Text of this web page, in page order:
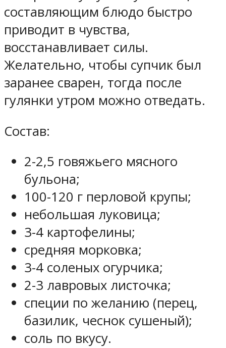
составляющим блюдо быстро
приводит в чувства,
восстанавливает силы.
Желательно, чтобы супчик был
заранее сварен, тогда после
гулянки утром можно отведать.
Состав:
2-2,5 говяжьего мясного
бульона;
100-120 г перловой крупы;
небольшая луковица;
3-4 картофелины;
средняя морковка;
3-4 соленых огурчика;
2-3 лавровых листочка;
специи по желанию (перец,
базилик, чеснок сушеный);
соль по вкусу.